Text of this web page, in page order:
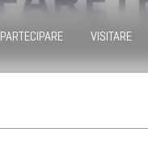
PARTECIPARE VISITARE